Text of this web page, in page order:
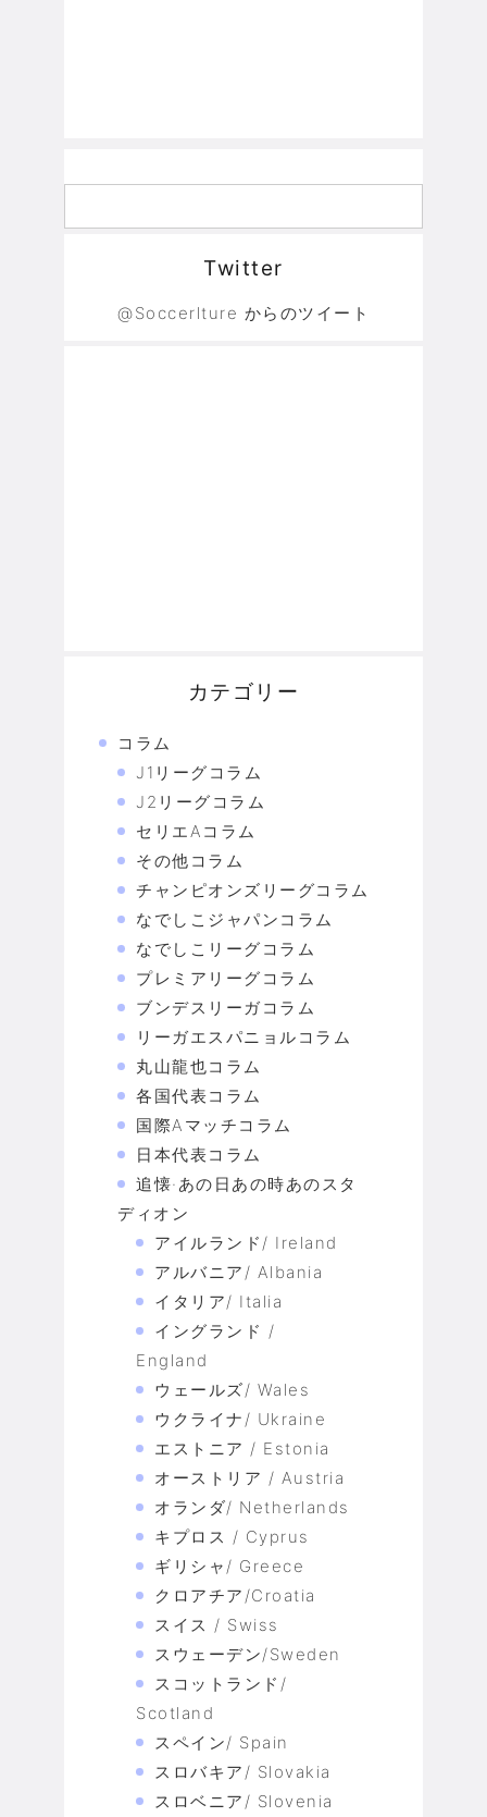
Twitter
@Soccerlture からのツイート
カテゴリー
コラム
J1リーグコラム
J2リーグコラム
セリエAコラム
その他コラム
チャンピオンズリーグコラム
なでしこジャパンコラム
なでしこリーグコラム
プレミアリーグコラム
ブンデスリーガコラム
リーガエスパニョルコラム
丸山龍也コラム
各国代表コラム
国際Aマッチコラム
日本代表コラム
追懐·あの日あの時あのスタ
ディオン
アイルランド/ Ireland
アルバニア/ Albania
イタリア/ Italia
イングランド /
England
ウェールズ/ Wales
ウクライナ/ Ukraine
エストニア / Estonia
オーストリア / Austria
オランダ/ Netherlands
キプロス / Cyprus
ギリシャ/ Greece
クロアチア/Croatia
スイス / Swiss
スウェーデン/Sweden
スコットランド/
Scotland
スペイン/ Spain
スロバキア/ Slovakia
スロベニア/ Slovenia